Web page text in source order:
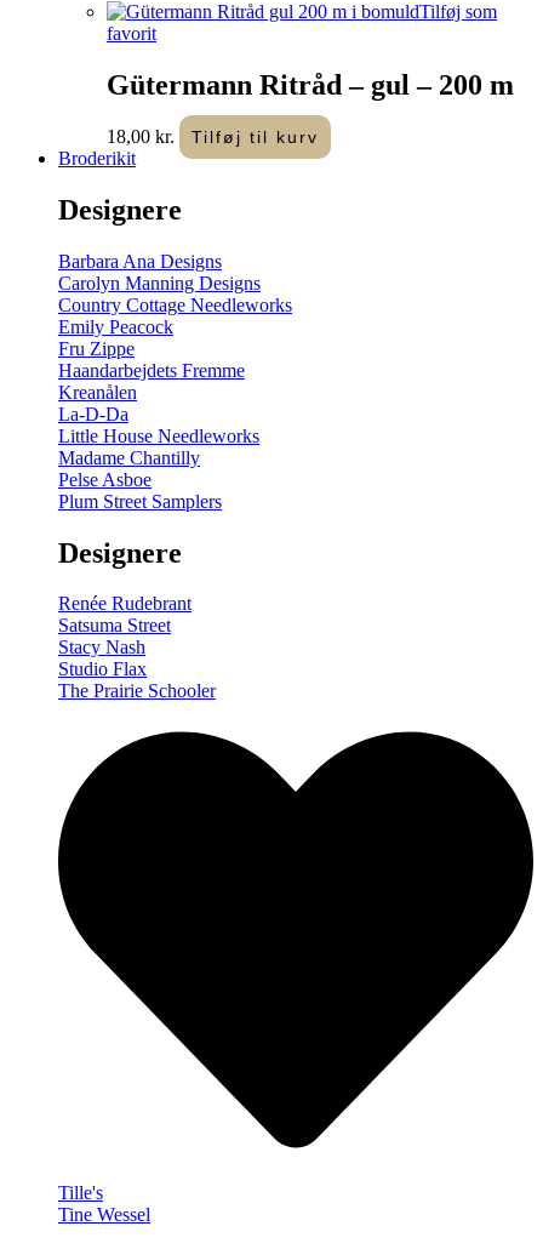
Tilføj som
favorit
Gütermann Ritråd – gul – 200 m
18,00 kr. Tilføj til kurv
Broderikit
Designere
Barbara Ana Designs
Carolyn Manning Designs
Country Cottage Needleworks
Emily Peacock
Fru Zippe
Haandarbejdets Fremme
Kreanålen
La-D-Da
Little House Needleworks
Madame Chantilly
Pelse Asboe
Plum Street Samplers
Designere
Renée Rudebrant
Satsuma Street
Stacy Nash
Studio Flax
The Prairie Schooler
Tille's
Tine Wessel